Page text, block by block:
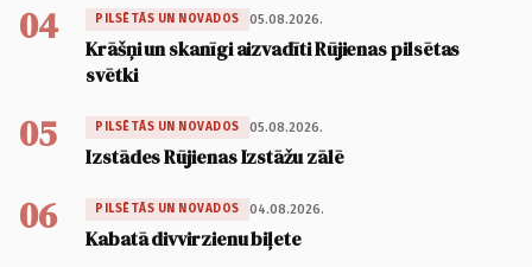
04 PILSĒTĀS UN NOVADOS 05.08.2026.
Krāšņi un skanīgi aizvadīti Rūjienas pilsētas
svētki
05 PILSĒTĀS UN NOVADOS 05.08.2026.
Izstādes Rūjienas Izstāžu zālē
06 PILSĒTĀS UN NOVADOS 04.08.2026.
Kabatā divvirzienu biļete